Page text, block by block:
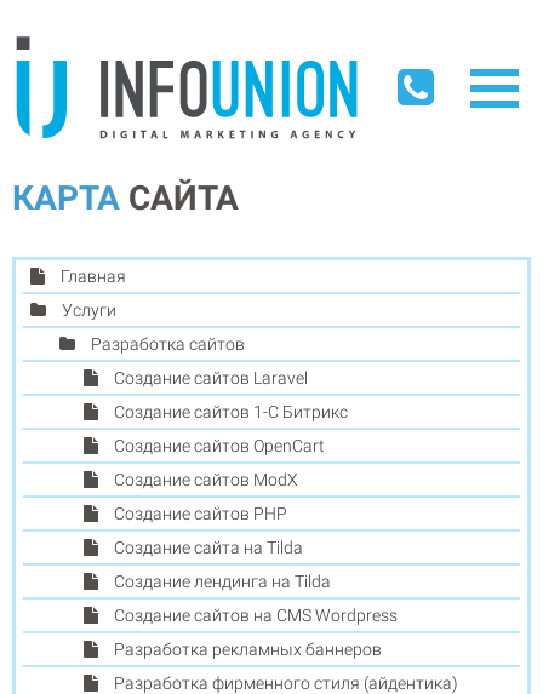
КАРТА САЙТА
Главная
Услуги
Разработка сайтов
Создание сайтов Laravel
Создание сайтов 1-С Битрикс
Создание сайтов OpenCart
Создание сайтов ModX
Создание сайтов PHP
Создание сайта на Tilda
Создание лендинга на Tilda
Создание сайтов на CMS Wordpress
Разработка рекламных баннеров
Разработка фирменного стиля (айдентика)